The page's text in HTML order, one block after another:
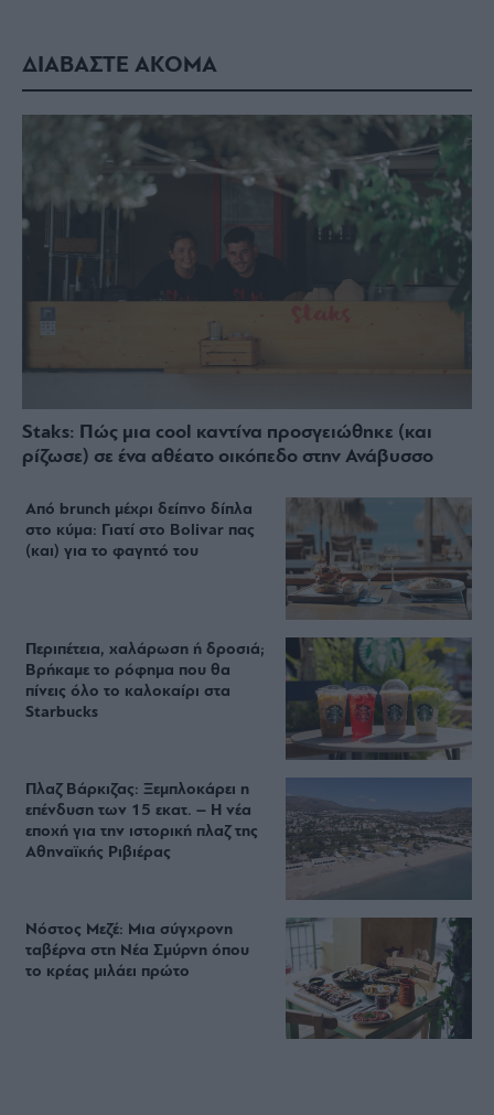
ΔΙΑΒΑΣΤΕ ΑΚΟΜΑ
Staks: Πώς μια cool καντίνα προσγειώθηκε (και
ρίζωσε) σε ένα αθέατο οικόπεδο στην Ανάβυσσο
Από brunch μέχρι δείπνο δίπλα
στο κύμα: Γιατί στο Bolivar πας
(και) για το φαγητό του
Περιπέτεια, χαλάρωση ή δροσιά;
Βρήκαμε το ρόφημα που θα
πίνεις όλο το καλοκαίρι στα
Starbucks
Πλαζ Βάρκιζας: Ξεμπλοκάρει η
επένδυση των 15 εκατ. – Η νέα
εποχή για την ιστορική πλαζ της
Αθηναϊκής Ριβιέρας
Νόστος Μεζέ: Μια σύγχρονη
ταβέρνα στη Νέα Σμύρνη όπου
το κρέας μιλάει πρώτο